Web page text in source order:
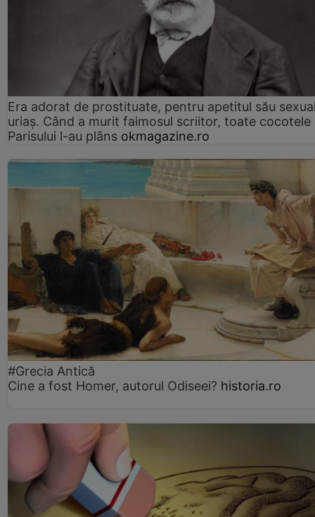
Era adorat de prostituate, pentru apetitul său
uriaș. Când a murit faimosul scriitor, toate cocotele
Parisului l-au plâns okmagazine.ro
#Grecia Antică
Cine a fost Homer, autorul Odiseei? historia.ro